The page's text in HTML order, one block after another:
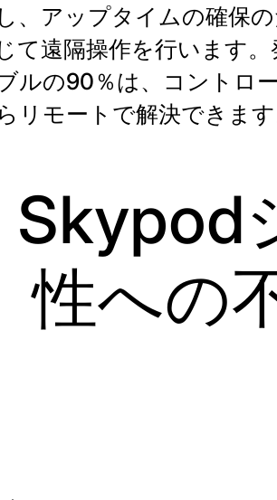
、アップタイムの確保の
て遠隔操作を行います。
ルの90％は、コントロ
リモートで解決できます
Skypod
性への